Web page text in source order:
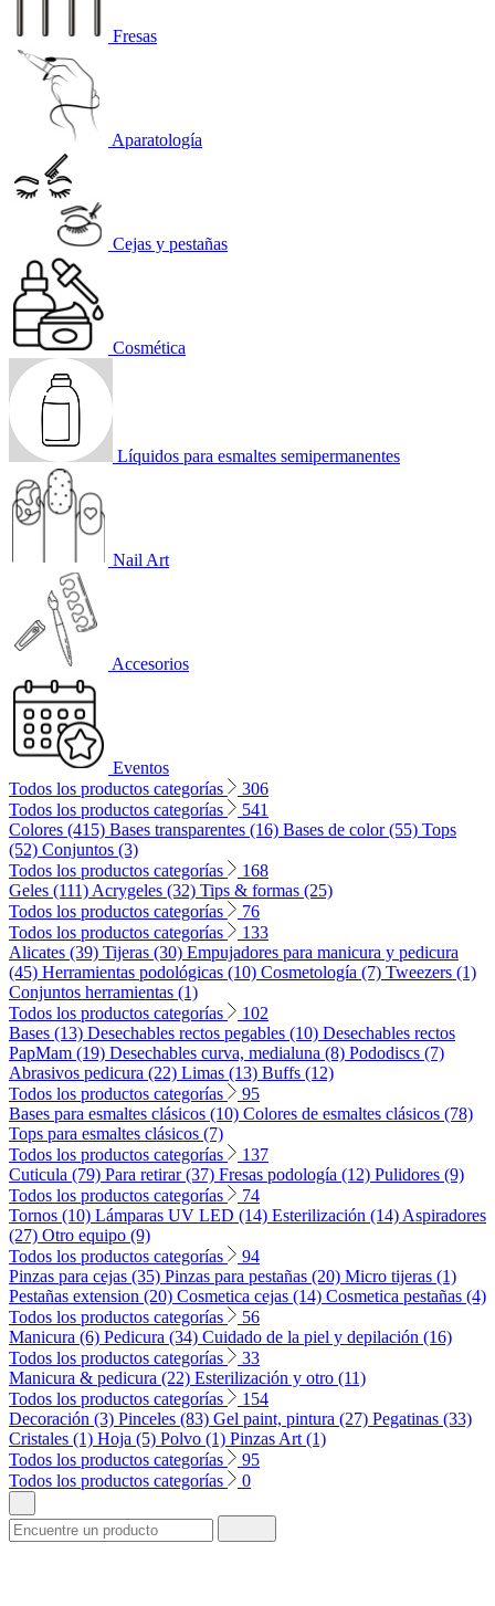
Fresas
Aparatología
Cejas y pestañas
Cosmética
Líquidos para esmaltes semipermanentes
Nail Art
Accesorios
Eventos
Todos los productos categorías
306
Todos los productos categorías
541
Colores (415) Bases transparentes (16) Bases de color (55) Tops
(52) Conjuntos (3)
Todos los productos categorías
168
Geles (111) Acrygeles (32) Tips & formas (25)
Todos los productos categorías
76
Todos los productos categorías
133
Alicates (39) Tijeras (30) Empujadores para manicura y pedicura
(45) Herramientas podológicas (10) Cosmetología (7) Tweezers (1)
Conjuntos herramientas (1)
Todos los productos categorías
102
Bases (13) Desechables rectos pegables (10) Desechables rectos
PapMam (19) Desechables curva, medialuna (8) Pododiscs (7)
Abrasivos pedicura (22) Limas (13) Buffs (12)
Todos los productos categorías
95
Bases para esmaltes clásicos (10) Colores de esmaltes clásicos (78)
Tops para esmaltes clásicos (7)
Todos los productos categorías
137
Cuticula (79) Para retirar (37) Fresas podología (12) Pulidores (9)
Todos los productos categorías
74
Tornos (10) Lámparas UV LED (14) Esterilización (14) Aspiradores
(27) Otro equipo (9)
Todos los productos categorías
94
Pinzas para cejas (35) Pinzas para pestañas (20) Micro tijeras (1)
Pestañas extension (20) Cosmetica cejas (14) Cosmetica pestañas (4)
Todos los productos categorías
56
Manicura (6) Pedicura (34) Cuidado de la piel y depilación (16)
Todos los productos categorías
33
Manicura & pedicura (22) Esterilización y otro (11)
Todos los productos categorías
154
Decoración (3) Pinceles (83) Gel paint, pintura (27) Pegatinas (33)
Cristales (1) Hoja (5) Polvo (1) Pinzas Art (1)
Todos los productos categorías
95
Todos los productos categorías
0